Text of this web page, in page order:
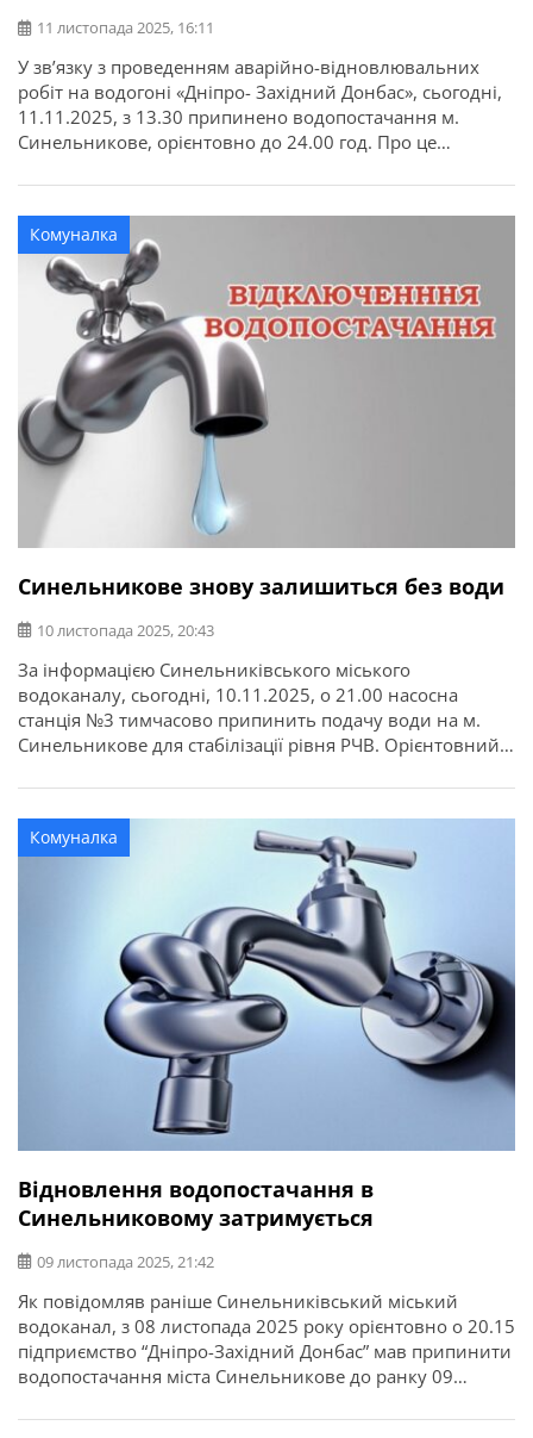
11 листопада 2025, 16:11
У зв’язку з проведенням аварійно-відновлювальних
робіт на водогоні «Дніпро- Західний Донбас», сьогодні,
11.11.2025, з 13.30 припинено водопостачання м.
Синельникове, орієнтовно до 24.00 год. Про це
Комуналка
Синельникове знову залишиться без води
10 листопада 2025, 20:43
За інформацією Синельниківського міського
водоканалу, сьогодні, 10.11.2025, о 21.00 насосна
станція №3 тимчасово припинить подачу води на м.
Синельникове для стабілізації рівня РЧВ. Орієнтовний
год. Жителям Синельниківської міської територіальної
громади рекомендують зробити та завжди мати запас
води.
Комуналка
Відновлення водопостачання в
Синельниковому затримується
09 листопада 2025, 21:42
Як повідомляв раніше Синельниківський міський
водоканал, з 08 листопада 2025 року орієнтовно о 20.15
підприємство “Дніпро-Західний Донбас” мав припинити
водопостачання міста Синельникове до ранку 09
відсутність електроенергії. Планувалося проведення